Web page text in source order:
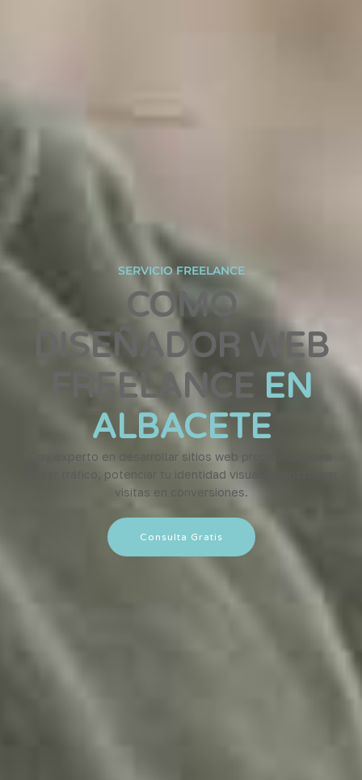
SERVICIO FREELANCE
COMO
DISEÑADOR WEB
FREELANCE EN
ALBACETE
Soy experto en desarrollar sitios web preparadas para
atraer tráfico, potenciar tu identidad visual y transformar
visitas en conversiones.
Consulta Gratis